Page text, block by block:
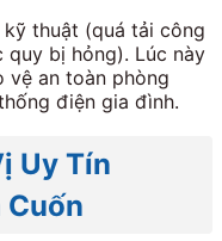
kỹ thuật (quá tải công
quy bị hỏng). Lúc này
vệ an toàn phòng
điện gia đình.
Uy Tín